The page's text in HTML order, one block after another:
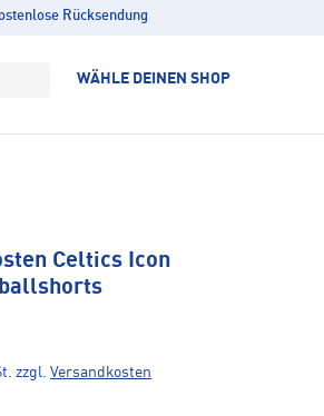
Rücksendung
WÄHLE DEINEN SHOP
Celtics Icon
zzgl. Versandkosten